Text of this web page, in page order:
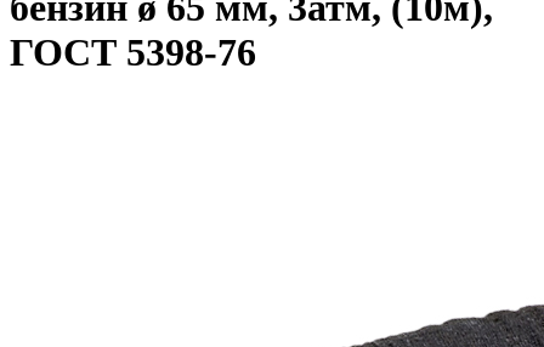
ГОСТ 5398-76